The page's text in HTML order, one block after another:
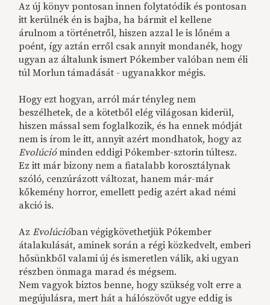
Az új könyv pontosan innen folytatódik és pontosan
itt kerülnék én is bajba, ha bármit el kellene
árulnom a történetről, hiszen azzal le is lőném a
poént, így aztán erről csak annyit mondanék, hogy
ugyan az általunk ismert Pókember valóban nem éli
túl Morlun támadását - ugyanakkor mégis.
Hogy ezt hogyan, arról már tényleg nem
beszélhetek, de a kötetből elég világosan kiderül,
hiszen mással sem foglalkozik, és ha ennek módját
nem is írom le itt, annyit azért mondhatok, hogy az
Evolúcióminden eddigi Pókember-sztorin túltesz.
Ez itt már bizony nem a fiatalabb korosztálynak
szóló, cenzúrázott változat, hanem már-már
kőkemény horror, emellett pedig azért akad némi
akció is.
AzEvolúcióban végigkövethetjük Pókember
átalakulását, aminek során a régi közkedvelt, emberi
hősünkből valami új és ismeretlen válik, aki ugyan
részben önmaga marad és mégsem.
Nem vagyok biztos benne, hogy szükség volt erre a
megújulásra, mert hát a hálószövőt ugye eddig is